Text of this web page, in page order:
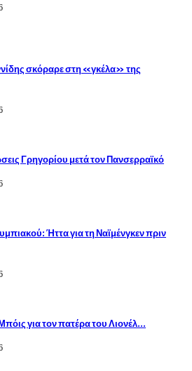
σκόραρε στη «γκέλα» της
Γρηγορίου μετά τον Πανσερραϊκό
Ήττα για τη Ναϊμένγκεν πριν
για τον πατέρα του Λιονέλ…